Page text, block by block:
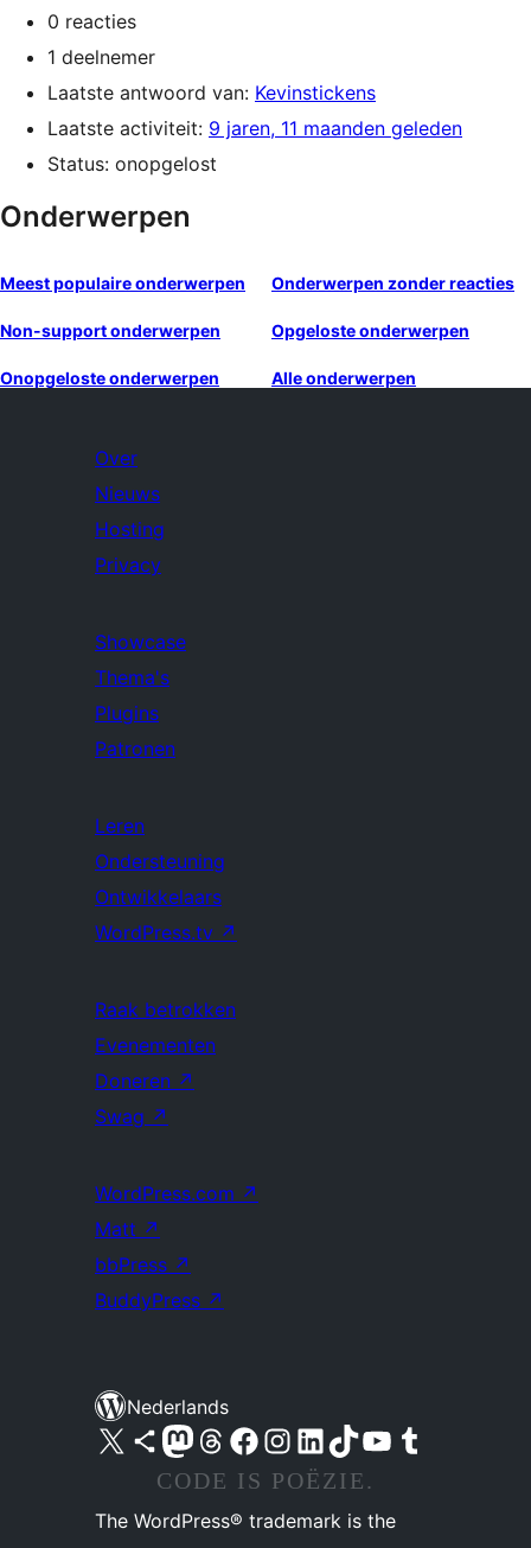
0 reacties
1 deelnemer
Laatste antwoord van: Kevinstickens
Laatste activiteit: 9 jaren, 11 maanden geleden
Status: onopgelost
Onderwerpen
Meest populaire onderwerpen Onderwerpen zonder reacties
Non-support onderwerpen Opgeloste onderwerpen
Onopgeloste onderwerpen Alle onderwerpen
Over
Nieuws
Hosting
Privacy
Showcase
Thema's
Plugins
Patronen
Leren
Ondersteuning
Ontwikkelaars
WordPress.tv ↗
Raak betrokken
Evenementen
Doneren ↗
Swag ↗
WordPress.com ↗
Matt ↗
bbPress ↗
BuddyPress ↗
Nederlands
Bezoek ons X (voorheen Twitter) account
Bezoek ons Bluesky account
Bezoek ons Mastodon account
Bezoek ons Threads account
Onze Facebook pagina bezoeken
Bezoek ons Instagram account
Bezoek ons LinkedIn account
Bezoek ons TikTok account
Bezoek ons YouTube kanaalBezoek ons Tumblr account
CODE IS POËZIE.
The WordPress® trademark is the